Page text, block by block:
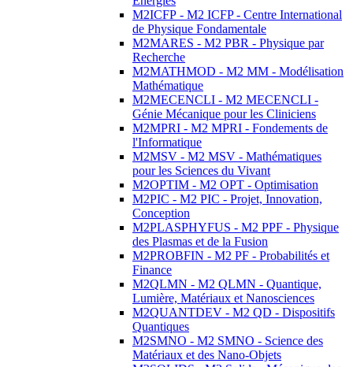
M2ICFP - M2 ICFP - Centre International
de Physique Fondamentale
M2MARES - M2 PBR - Physique par
Recherche
M2MATHMOD - M2 MM - Modélisation
Mathématique
M2MECENCLI - M2 MECENCLI -
Génie Mécanique pour les Cliniciens
M2MPRI - M2 MPRI - Fondements de
l'Informatique
M2MSV - M2 MSV - Mathématiques
pour les Sciences du Vivant
M2OPTIM - M2 OPT - Optimisation
M2PIC - M2 PIC - Projet, Innovation,
Conception
M2PLASPHYFUS - M2 PPF - Physique
des Plasmas et de la Fusion
M2PROBFIN - M2 PF - Probabilités et
Finance
M2QLMN - M2 QLMN - Quantique,
Lumière, Matériaux et Nanosciences
M2QUANTDEV - M2 QD - Dispositifs
Quantiques
M2SMNO - M2 SMNO - Science des
Matériaux et des Nano-Objets